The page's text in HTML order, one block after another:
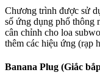
Chương trình được sử
số ứng dụng phổ thông
cân chỉnh cho loa
thêm các hiệu ứng (rạp
Banana Plug (Giắc